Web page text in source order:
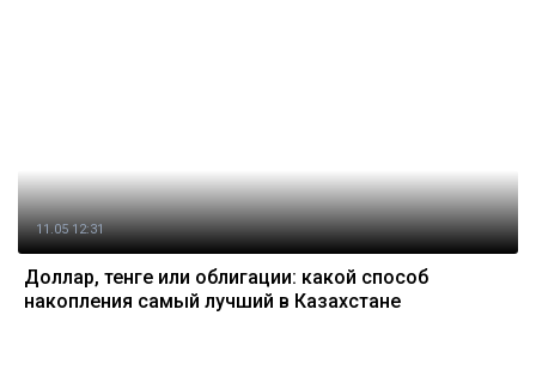
11.05 12:31
Доллар, тенге или облигации: какой способ
накопления самый лучший в Казахстане